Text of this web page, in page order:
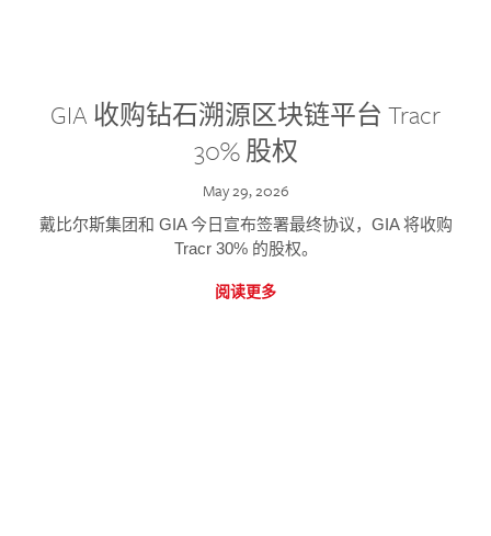
GIA 收购钻石溯源区块链平台 Tracr
30% 股权
May 29, 2026
戴比尔斯集团和 GIA 今日宣布签署最终协议，GIA 将收购
Tracr 30% 的股权。
阅读更多